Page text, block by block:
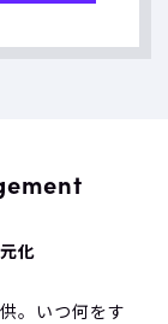
化
。いつ何をす